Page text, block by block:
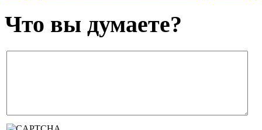
Что вы думаете?